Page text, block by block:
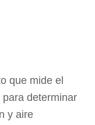
que mide el
determinar
y aire